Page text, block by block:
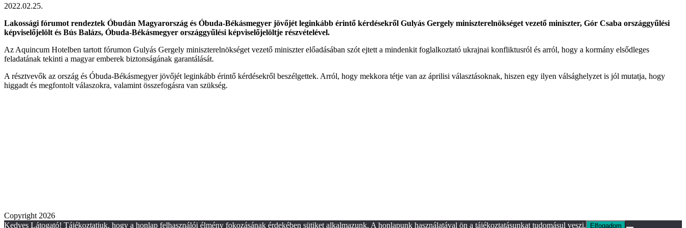
2022.02.25.
Lakossági fórumot rendeztek Óbudán Magyarország és Óbuda-Békásmegyer jövőjét leginkább érintő kérdésekről Gulyás Gergely miniszterelnökséget vezető miniszter, Gór Csaba országgyűlési
képviselőjelölt és Bús Balázs, Óbuda-Békásmegyer országgyűlési képviselőjelöltje részvételével.
Az Aquincum Hotelben tartott fórumon Gulyás Gergely miniszterelnökséget vezető miniszter előadásában szót ejtett a mindenkit foglalkoztató ukrajnai konfliktusról és arról, hogy a kormány elsődleges
feladatának tekinti a magyar emberek biztonságának garantálását.
A résztvevők az ország és Óbuda-Békásmegyer jövőjét leginkább érintő kérdésekről beszélgettek. Arról, hogy mekkora tétje van az áprilisi választásoknak, hiszen egy ilyen válsághelyzet is jól mutatja, hogy
higgadt és megfontolt válaszokra, valamint összefogásra van szükség.
Copyright 2026
Kedves Látogató! Tájékoztatjuk, hogy a honlap felhasználói élmény fokozásának érdekében sütiket alkalmazunk. A honlapunk használatával ön a tájékoztatásunkat tudomásul veszi.
Elfogadom